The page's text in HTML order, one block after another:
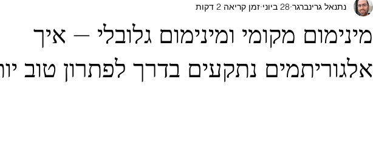
מינימום מקומי ומינימום גלובלי – איך
אלגוריתמים נתקעים בדרך לפתרון טוב
נתנאל גרינברגר 28 ביוני זמן קריאה 2 דקות